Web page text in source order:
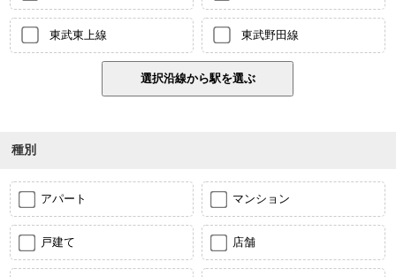
東武東上線 東武野田線
種別
アパート マンション
戸建て 店舗